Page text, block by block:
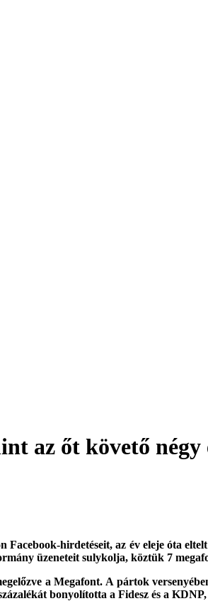
az őt követő négy
hirdetéseit, az év eleje óta
üzeneteit sulykolja, köztük 7
a Megafont. A pártok
bonyolította a Fidesz és a